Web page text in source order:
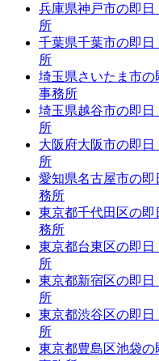
兵庫県神戸市の即
所
千葉県千葉市の即
所
埼玉県さいたま市
事務所
埼玉県越谷市の即
所
大阪府大阪市の即
所
愛知県名古屋市の
務所
東京都千代田区の
務所
東京都台東区の即
所
東京都新宿区の即
所
東京都渋谷区の即
所
東京都豊島区池袋